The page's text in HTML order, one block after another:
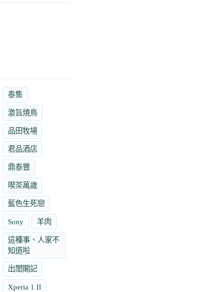
泰集
激旨燒鳥
品田牧場
君品酒店
鼎泰豐
喫茶萬歲
藍色生死戀
Sony 羊肉
這種事、人家不
知道啦
出閨閣記
Xperia 1 II